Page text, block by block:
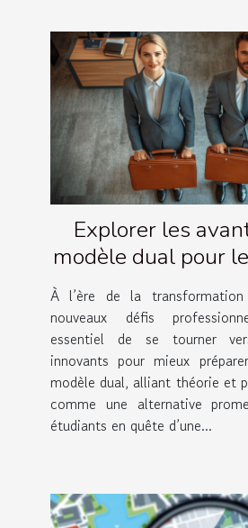
Explorer les
modèle dual pour
futures
À l’ère de la
nouveaux défis
essentiel de se tourner
innovants pour mieux
modèle dual, alliant théorie et
comme une alternative
étudiants en quête d’une...